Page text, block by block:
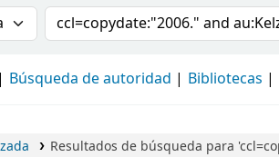
por:Buscar en el catálogo
Búsqueda de autoridad Bibliotecas
Resultados de búsqueda para